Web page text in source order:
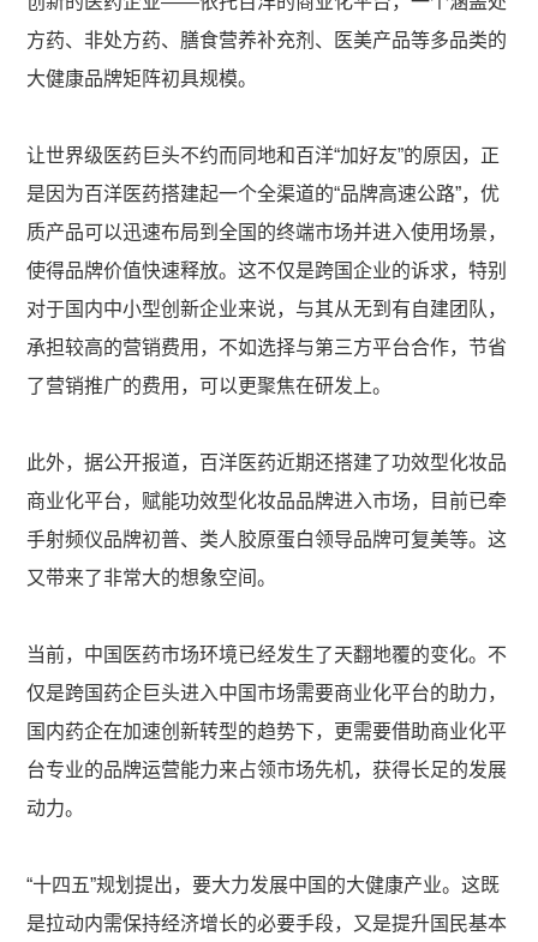
方药、非处方药、膳食营养补充剂、医美产品等多品类的
大健康品牌矩阵初具规模。
让世界级医药巨头不约而同地和百洋“加好友”的原因，正
是因为百洋医药搭建起一个全渠道的“品牌高速公路”，优
质产品可以迅速布局到全国的终端市场并进入使用场景，
使得品牌价值快速释放。这不仅是跨国企业的诉求，特别
对于国内中小型创新企业来说，与其从无到有自建团队，
承担较高的营销费用，不如选择与第三方平台合作，节省
了营销推广的费用，可以更聚焦在研发上。
此外，据公开报道，百洋医药近期还搭建了功效型化妆品
商业化平台，赋能功效型化妆品品牌进入市场，目前已牵
手射频仪品牌初普、类人胶原蛋白领导品牌可复美等。这
又带来了非常大的想象空间。
当前，中国医药市场环境已经发生了天翻地覆的变化。不
仅是跨国药企巨头进入中国市场需要商业化平台的助力，
国内药企在加速创新转型的趋势下，更需要借助商业化平
台专业的品牌运营能力来占领市场先机，获得长足的发展
动力。
“十四五”规划提出，要大力发展中国的大健康产业。这既
是拉动内需保持经济增长的必要手段，又是提升国民基本